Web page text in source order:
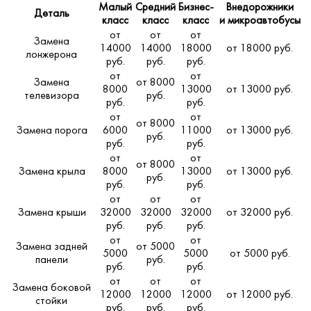
Деталь
Малый
класс
Средний
класс
Бизнес-
класс
Внедорожники
и микроавтобусы
Замена
лонжерона
от
14000
руб.
от
14000
руб.
от
18000
руб.
от 18000 руб.
Замена
телевизора
от
8000
руб.
от 8000
руб.
от
13000
руб.
от 13000 руб.
Замена порога
от
6000
руб.
от 8000
руб.
от
11000
руб.
от 13000 руб.
Замена крыла
от
8000
руб.
от 8000
руб.
от
13000
руб.
от 13000 руб.
Замена крыши
от
32000
руб.
от
32000
руб.
от
32000
руб.
от 32000 руб.
Замена задней
панели
от
5000
руб.
от 5000
руб.
от
5000
руб.
от 5000 руб.
Замена боковой
стойки
от
12000
руб.
от
12000
руб.
от
12000
руб.
от 12000 руб.